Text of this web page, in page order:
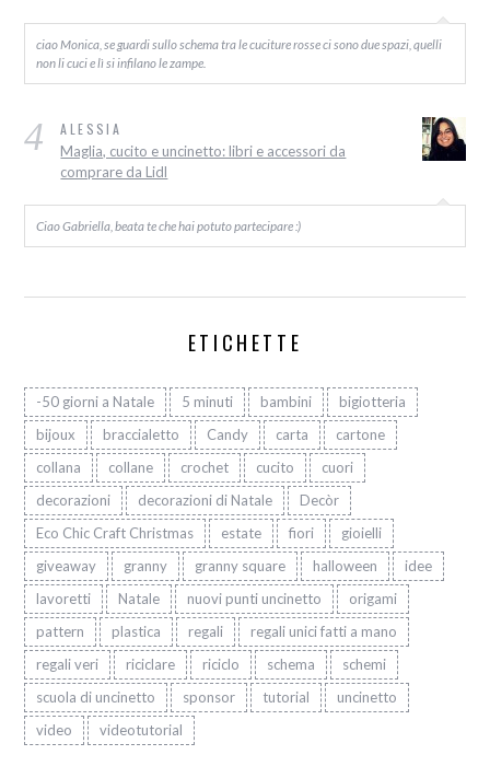
ciao Monica, se guardi sullo schema tra le cuciture rosse ci sono due spazi, quelli
non li cuci e lì si infilano le zampe.
4 ALESSIA
Maglia, cucito e uncinetto: libri e accessori da
comprare da Lidl
Ciao Gabriella, beata te che hai potuto partecipare :)
ETICHETTE
-50 giorni a Natale 5 minuti bambini
bigiotteria
bijoux
braccialetto Candy carta
cartone
collana
collane crochet cucito
cuori
decorazioni
decorazioni di Natale
Decòr
Eco Chic Craft Christmas
estate fiori
gioielli
giveaway
granny granny square halloween
idee
lavoretti
Natale nuovi punti uncinetto
origami
pattern
plastica regali
regali unici fatti a mano
regali veri
riciclare riciclo schema
schemi
scuola di uncinetto
sponsor tutorial
uncinetto
video
videotutorial